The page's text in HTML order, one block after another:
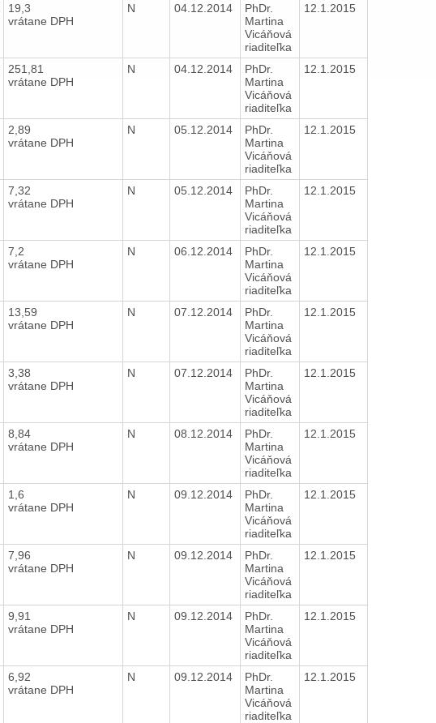
19,3
vrátane DPH
N 04.12.2014
PhDr.
Martina
Vicáňová
riaditeľka
12.1.2015
251,81
vrátane DPH
N 04.12.2014
PhDr.
Martina
Vicáňová
riaditeľka
12.1.2015
2,89
vrátane DPH
N 05.12.2014
PhDr.
Martina
Vicáňová
riaditeľka
12.1.2015
7,32
vrátane DPH
N 05.12.2014
PhDr.
Martina
Vicáňová
riaditeľka
12.1.2015
7,2
vrátane DPH
N 06.12.2014
PhDr.
Martina
Vicáňová
riaditeľka
12.1.2015
13,59
vrátane DPH
N 07.12.2014
PhDr.
Martina
Vicáňová
riaditeľka
12.1.2015
3,38
vrátane DPH
N 07.12.2014
PhDr.
Martina
Vicáňová
riaditeľka
12.1.2015
8,84
vrátane DPH
N 08.12.2014
PhDr.
Martina
Vicáňová
riaditeľka
12.1.2015
1,6
vrátane DPH
N 09.12.2014
PhDr.
Martina
Vicáňová
riaditeľka
12.1.2015
7,96
vrátane DPH
N 09.12.2014
PhDr.
Martina
Vicáňová
riaditeľka
12.1.2015
9,91
vrátane DPH
N 09.12.2014
PhDr.
Martina
Vicáňová
riaditeľka
12.1.2015
6,92
vrátane DPH
N 09.12.2014
PhDr.
Martina
Vicáňová
riaditeľka
12.1.2015